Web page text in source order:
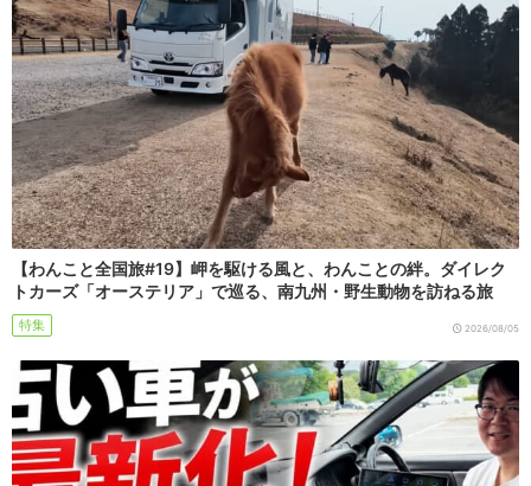
【わんこと全国旅#19】岬を駆ける風と、わんことの絆。ダイレク
トカーズ「オーステリア」で巡る、南九州・野生動物を訪ねる旅
特集 2026/08/05